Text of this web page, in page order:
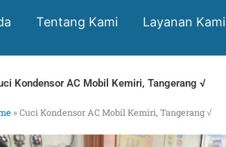
Tentang Kami Layanan Kami
Kondensor AC Mobil Kemiri, Tangerang √
»Cuci Kondensor AC Mobil Kemiri, Tangerang √